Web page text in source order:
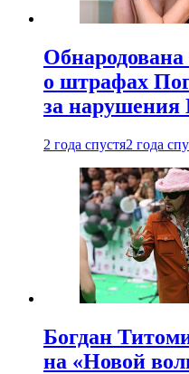
о штрафах
за
2 года спустя2 года
Богдан
на «Новой